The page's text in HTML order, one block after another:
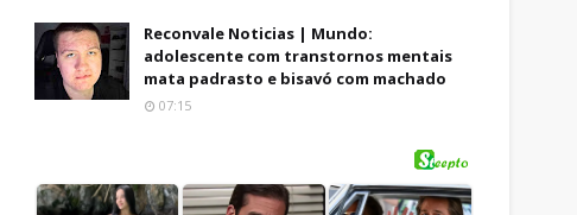
Reconvale Noticias | Mundo:
adolescente com transtornos mentais
mata padrasto e bisavó com machado
07:15